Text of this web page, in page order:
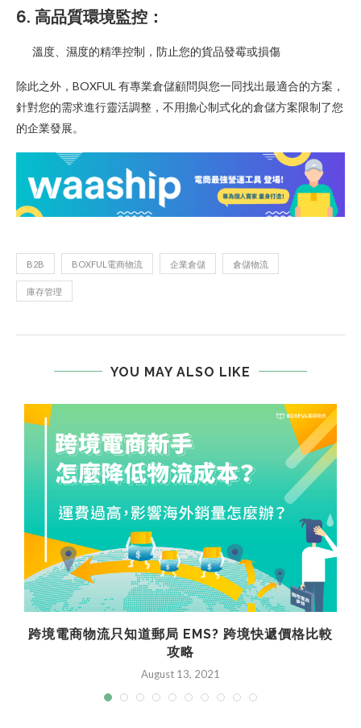
6. 高品質環境監控：
溫度、濕度的精準控制，防止您的貨品發霉或損傷
除此之外，BOXFUL 有專業倉儲顧問與您一同找出最適合的方案，
針對您的需求進行靈活調整，不用擔心制式化的倉儲方案限制了您
的企業發展。
B2B BOXFUL電商物流 企業倉儲 倉儲物流
庫存管理
YOU MAY ALSO LIKE
跨境電商物流只知道郵局 EMS? 跨境快遞價格比較
攻略
August 13, 2021